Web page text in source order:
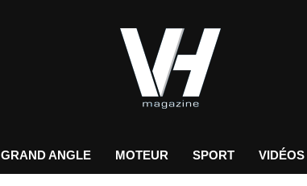
GRAND ANGLE MOTEUR SPORT VIDÉOS